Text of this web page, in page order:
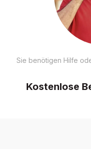
Sie benötigen Hilfe
Kostenlose